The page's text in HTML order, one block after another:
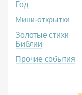
Год
Мини-открытки
Золотые стихи
Библии
Прочие события